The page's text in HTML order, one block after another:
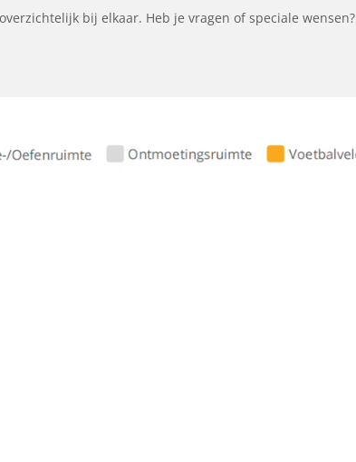
bij elkaar. Heb je vragen of speciale wensen?